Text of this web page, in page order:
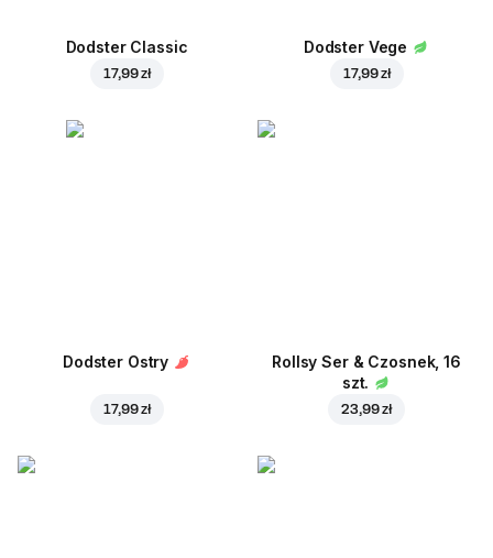
Dodster Classic
17,99 zł
Dodster Vege
17,99 zł
Dodster Ostry
17,99 zł
Rollsy Ser & Czosnek, 16
szt.
23,99 zł